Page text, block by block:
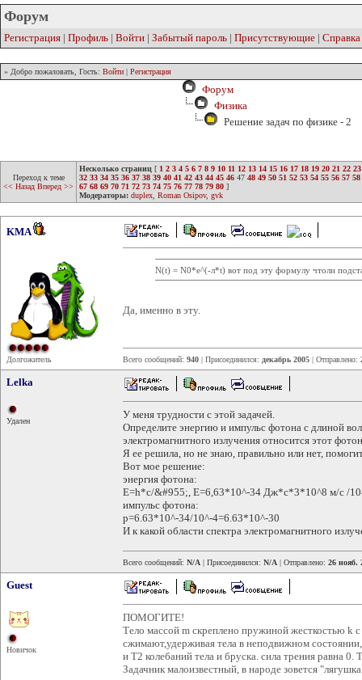
Форум
Регистрация | Профиль | Войти | Забытый пароль | Присутствующие | Справка
» Добро пожаловать, Гость: Войти | Регистрация
Форум
Физика
Решение задач по физике - 2
Переход к теме
<< Назад Вперед >>
Несколько страниц [ 1 2 3 4 5 6 7 8 9 10 11 12 13 14 15 16 17 18 19 20 21 22 23
32 33 34 35 36 37 38 39 40 41 42 43 44 45 46 47 48 49 50 51 52 53 54 55 56 57 58
67 68 69 70 71 72 73 74 75 76 77 78 79 80 ]
Модераторы: duplex Roman Osipov, gvk
KMA
Долгожитель
N(t) = N0*e^(-л*t) вот под эту формулу чтоли
Да, именно в эту.
Всего сообщений: 940 | Присоединился: декабрь 2005 | Отправлено:
Lelka
Удален
У меня трудности с этой задачей.
Определите энергию и импульс фотона с длиной
электромагнитного излучения относится этот
Я ее решила, но не знаю, правильно или нет,
Вот мое решение:
энергия фотона:
Е=h*c/&#955;, E=6,63*10^-34 Дж*с*3*10^8 м/с /
импульс фотона:
p=6.63*10^-34/10^-4=6.63*10^-30
И к какой области спектра электромагнитного
Всего сообщений: N/A | Присоединился: N/A | Отправлено: 26 нояб.
Guest
Новичок
ПОМОГИТЕ!
Тело массой m скреплено пружиной жесткостью k
сжимают,удерживая тела в неподвижном
и T2 колебаний тела и бруска. сила трения равна 0.
Задачник малоизвестный, в народе зовется